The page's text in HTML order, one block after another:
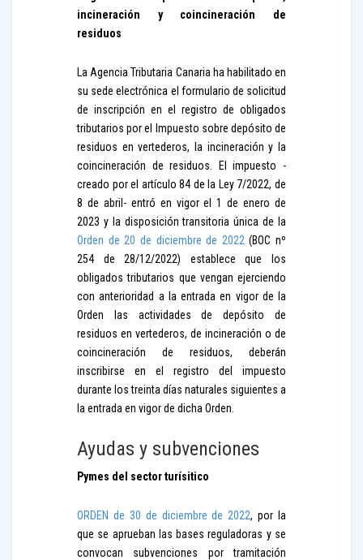
incineración y coincineración de
residuos
La Agencia Tributaria Canaria ha habilitado en
su sede electrónica el formulario de solicitud
de inscripción en el registro de obligados
tributarios por el Impuesto sobre depósito de
residuos en vertederos, la incineración y la
coincineración de residuos. El impuesto -
creado por el artículo 84 de la Ley 7/2022, de
8 de abril- entró en vigor el 1 de enero de
2023 y la disposición transitoria única de la
Orden de 20 de diciembre de 2022 (BOC nº
254 de 28/12/2022) establece que los
obligados tributarios que vengan ejerciendo
con anterioridad a la entrada en vigor de la
Orden las actividades de depósito de
residuos en vertederos, de incineración o de
coincineración de residuos, deberán
inscribirse en el registro del impuesto
durante los treinta días naturales siguientes a
la entrada en vigor de dicha Orden.
Ayudas y subvenciones
Pymes del sector turísitico
ORDEN de 30 de diciembre de 2022, por la
que se aprueban las bases reguladoras y se
convocan subvenciones por tramitación